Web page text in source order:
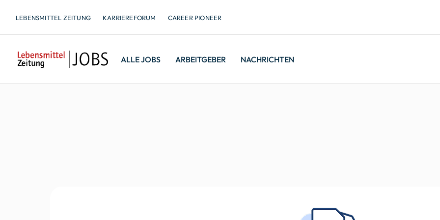
LEBENSMITTEL ZEITUNG KARRIEREFORUM CAREER PIONEER
ALLE JOBS ARBEITGEBER NACHRICHTEN